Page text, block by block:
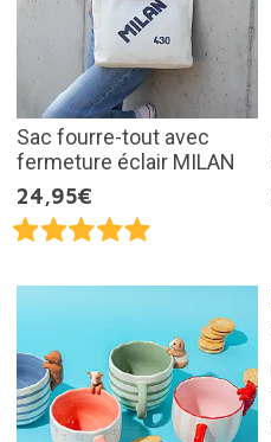
Sac fourre-tout avec
fermeture éclair MILAN
24,95€